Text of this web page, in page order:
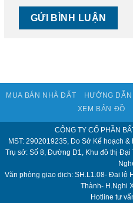
MUA BÁN NHÀ ĐẤT HƯỚNG
XEM BẢN ĐỒ
CÔNG TY CỔ PHẦN
MST: 2902019235, Do Sở Kế hoạch
Trụ sở: Số 8, Đường D1, Khu đô thị
Văn phòng giao dịch: SH.L1.08- Đại lộ
Thành- H.Nghi
Hotline tư